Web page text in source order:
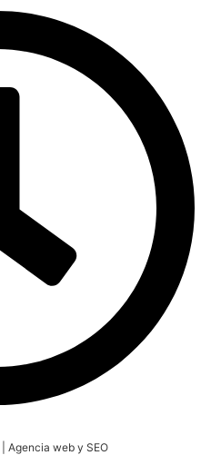
Agencia web y SEO